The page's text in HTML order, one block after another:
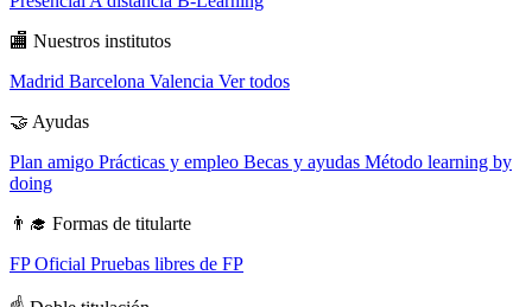
🏬 Nuestros institutos
Madrid Barcelona Valencia Ver todos
🤝 Ayudas
Plan amigo Prácticas y empleo Becas y ayudas Método learning by
doing
👨‍🎓 Formas de titularte
FP Oficial Pruebas libres de FP